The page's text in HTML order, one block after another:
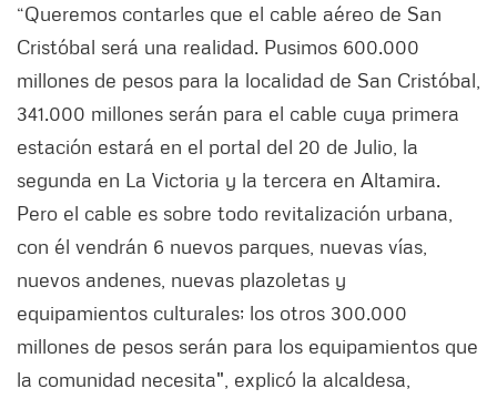
“Queremos contarles que el cable aéreo de San
Cristóbal será una realidad. Pusimos 600.000
millones de pesos para la localidad de San Cristóbal,
341.000 millones serán para el cable cuya primera
estación estará en el portal del 20 de Julio, la
segunda en La Victoria y la tercera en Altamira.
Pero el cable es sobre todo revitalización urbana,
con él vendrán 6 nuevos parques, nuevas vías,
nuevos andenes, nuevas plazoletas y
equipamientos culturales; los otros 300.000
millones de pesos serán para los equipamientos que
la comunidad necesita", explicó la alcaldesa,